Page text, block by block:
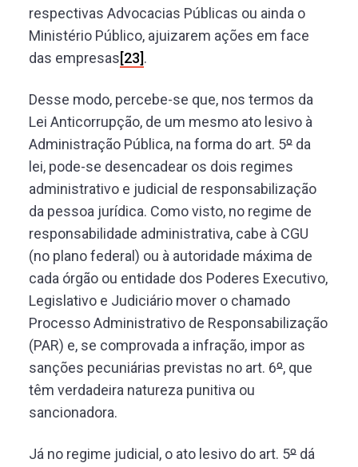
respectivas Advocacias Públicas ou ainda o
Ministério Público, ajuizarem ações em face
das empresas[23].
Desse modo, percebe-se que, nos termos da
Lei Anticorrupção, de um mesmo ato lesivo à
Administração Pública, na forma do art. 5º da
lei, pode-se desencadear os dois regimes
administrativo e judicial de responsabilização
da pessoa jurídica. Como visto, no regime de
responsabilidade administrativa, cabe à CGU
(no plano federal) ou à autoridade máxima de
cada órgão ou entidade dos Poderes Executivo,
Legislativo e Judiciário mover o chamado
Processo Administrativo de Responsabilização
(PAR) e, se comprovada a infração, impor as
sanções pecuniárias previstas no art. 6º, que
têm verdadeira natureza punitiva ou
sancionadora.
Já no regime judicial, o ato lesivo do art. 5º dá